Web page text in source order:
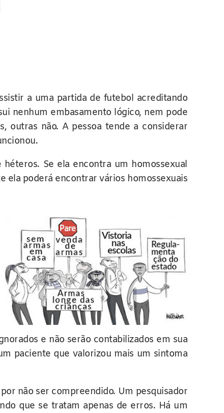
a uma partida de futebol acreditando
nenhum embasamento lógico, nem pode
outras não. A pessoa tende a considerar
Se ela encontra um homossexual
ela poderá encontrar vários homossexuais
e não serão contabilizados em sua
paciente que valorizou mais um sintoma
não ser compreendido. Um pesquisador
que se tratam apenas de erros. Há um